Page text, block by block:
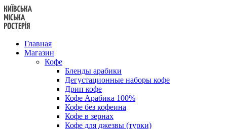
Перейти
к
содержанию
Главная
Магазин
Кофе
Бленды арабики
Дегустационные наборы кофе
Дрип кофе
Кофе Арабика 100%
Кофе без кофеина
Кофе в зернах
Кофе для джезвы (турки)